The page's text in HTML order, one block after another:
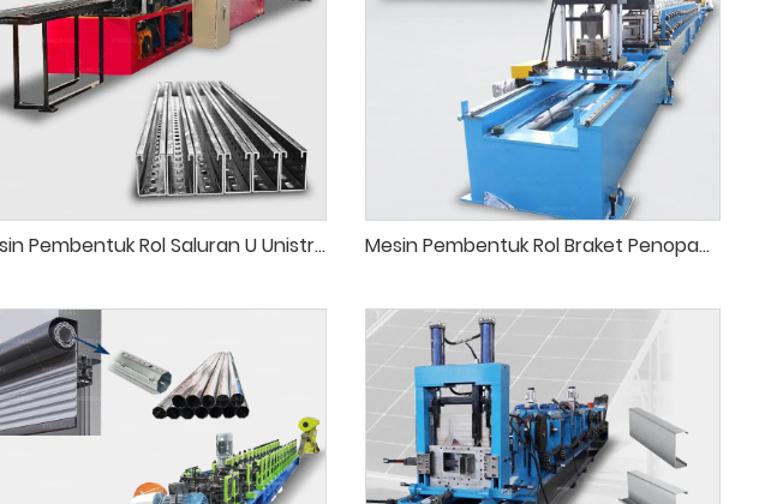
Mesin Pembentuk Rol Saluran U Unistrut Mesin Pembentuk Rol Braket Penopang PV